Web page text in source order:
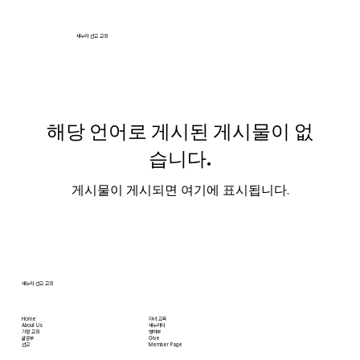
새누리 선교 교회
해당 언어로 게시된 게시물이 없
습니다.
게시물이 게시되면 여기에 표시됩니다.
Home
About Us
​가정 교회
​삶공부
​선교
자녀 교육
새누리터
영어부
Give
Member Page
새누리 선교 교회